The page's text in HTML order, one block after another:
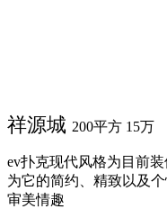
祥源城 200平方 15万
ev扑克现代风格为目前
为它的简约、精致以及
审美情趣